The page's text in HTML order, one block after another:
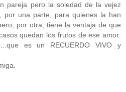
pareja pero la soledad de la vejez
por una parte, para quienes la han
por otra, tiene la ventaja de que
quedan los frutos de ese amor:
es un RECUERDO VIVO y